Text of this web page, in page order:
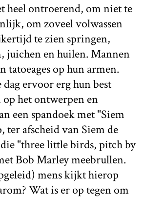
heel ontroerend, om niet te
om zoveel volwassen
te zien springen,
juichen en huilen. Mannen
tatoeages op hun armen.
ervoor erg hun best
op het ontwerpen en
een spandoek met "Siem
ter afscheid van Siem de
"three little birds, pitch by
Bob Marley meebrullen.
mens kijkt hierop
Wat is er op tegen om